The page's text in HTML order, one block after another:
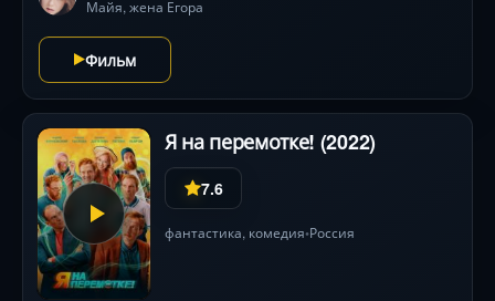
заплатить за то, чтобы хоть немного приблизиться
Майя, жена Егора
Фильм
Я на перемотке! (2022)
7.6
фантастика, комедия•Россия